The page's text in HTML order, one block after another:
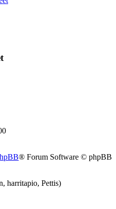
® Forum Software © phpBB
harritapio, Pettis)